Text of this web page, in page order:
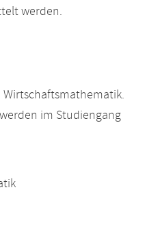
werden.
im Studiengang